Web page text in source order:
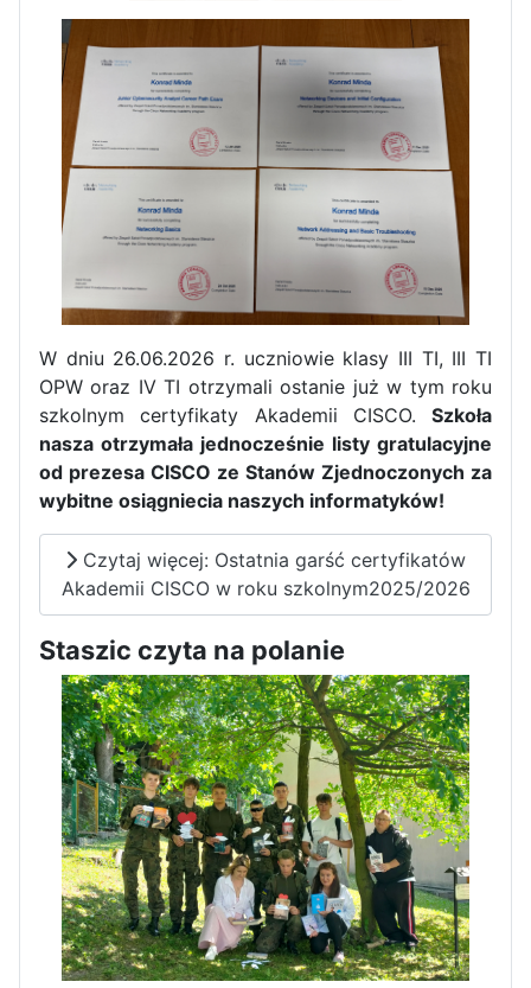
W dniu 26.06.2026 r. uczniowie klasy III TI, III TI
OPW oraz IV TI otrzymali ostanie już w tym roku
szkolnym certyfikaty Akademii CISCO. Szkoła
nasza otrzymała jednocześnie listy gratulacyjne
od prezesa CISCO ze Stanów Zjednoczonych za
wybitne osiągniecia naszych informatyków!
Czytaj więcej: Ostatnia garść certyfikatów
Akademii CISCO w roku szkolnym2025/2026
Staszic czyta na polanie